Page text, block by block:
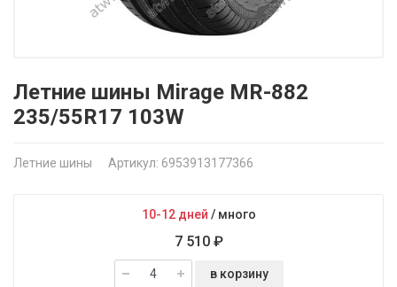
Летние шины Mirage MR-882
235/55R17 103W
Летние шины Артикул: 6953913177366
10-12 дней / много
7 510 ₽
в корзину